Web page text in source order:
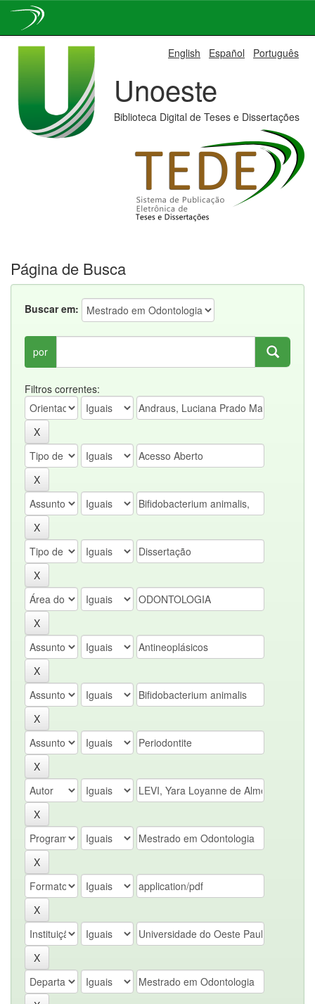
English Español Português
Unoeste
Biblioteca Digital de Teses e Dissertações
Página de Busca
Buscar em:
por
Filtros correntes: